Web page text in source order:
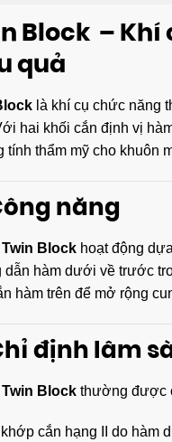
Block – Khí
quả
là khí cụ chức năng
hai khối cắn định vị
tính thẩm mỹ cho khuôn
năng
Twin Blockhoạt động
dẫn hàm dưới về trước
hàm trên để mở rộng
định lâm
Twin Blockthường được
cắn hạng II do hàm